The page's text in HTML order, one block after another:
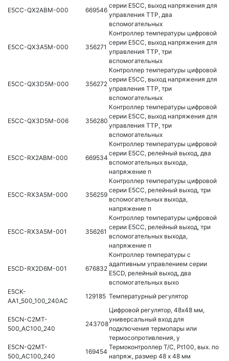
E5CC-QX2ABM-000 669546
серии E5CC, выход напряжения для
управления ТТР, два
вспомогательных
E5CC-QX3A5M-000 356271
Контроллер температуры цифровой
серии E5CC, выход напряжения для
управления ТТР, три
вспомогательных
E5CC-QX3D5M-000 356272
Контроллер температуры цифровой
серии E5CC, выход напряжения для
управления ТТР, три
вспомогательных
E5CC-QX3D5M-006 356280
Контроллер температуры цифровой
серии E5CC, выход напряжения для
управления ТТР, три
вспомогательных
E5CC-RX2ABM-000 669534
Контроллер температуры цифровой
серии E5CC, релейный выход, два
вспомогательных выхода,
напряжение п
E5CC-RX3A5M-000 356259
Контроллер температуры цифровой
серии E5CC, релейный выход, три
вспомогательных выхода,
напряжение п
E5CC-RX3A5M-001 356261
Контроллер температуры цифровой
серии E5CC, релейный выход, три
вспомогательных выхода,
напряжение п
E5CD-RX2D6M-001 676832
Контроллер температуры c
адаптивным управлением серии
E5CD, релейный выход, два
вспомогательных выхо
E5CK-
AA1_500_100_240AC
129185 Температурный регулятор
E5CN-C2MT-
500_AC100_240
243708
Цифровой регулятор, 48х48 мм,
универсальный вход для
подключения термопары или
термосопротивления, у
E5CN-Q2MT-
500_AC100_240
169454
Термоконтроллер T/C, Pt100, вых. по
напряж, размер 48 х 48 мм